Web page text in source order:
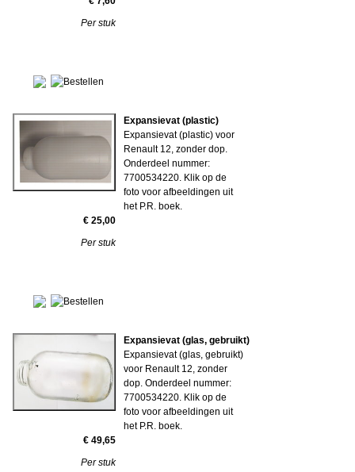
Per stuk
Expansievat (plastic)
Expansievat (plastic) voor
Renault 12, zonder dop.
Onderdeel nummer:
7700534220. Klik op de
foto voor afbeeldingen uit
het P.R. boek.
€ 25,00
Per stuk
Expansievat (glas, gebruikt)
Expansievat (glas, gebruikt)
voor Renault 12, zonder
dop. Onderdeel nummer:
7700534220. Klik op de
foto voor afbeeldingen uit
het P.R. boek.
€ 49,65
Per stuk